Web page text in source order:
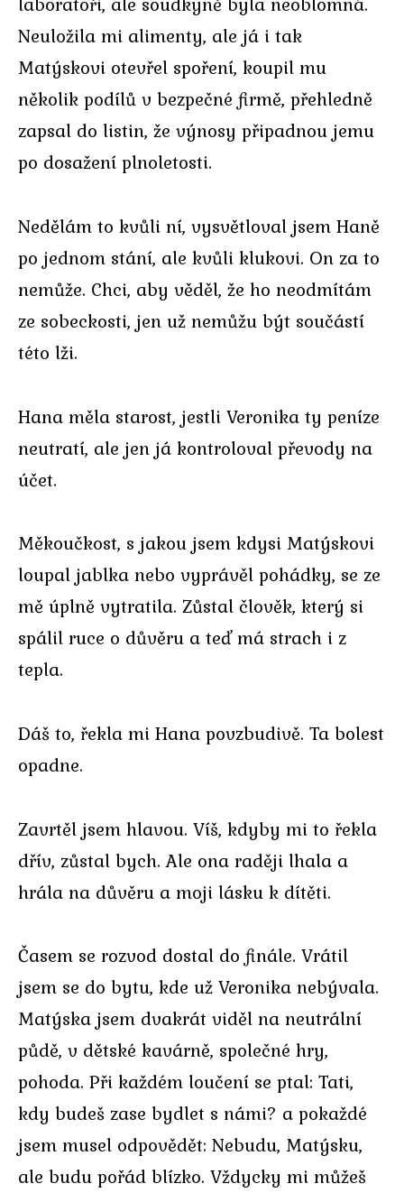
Neuložila mi alimenty, ale já i tak
Matýskovi otevřel spoření, koupil mu
několik podílů v bezpečné firmě, přehledně
zapsal do listin, že výnosy připadnou jemu
po dosažení plnoletosti.
Nedělám to kvůli ní, vysvětloval jsem Haně
po jednom stání, ale kvůli klukovi. On za to
nemůže. Chci, aby věděl, že ho neodmítám
ze sobeckosti, jen už nemůžu být součástí
této lži.
Hana měla starost, jestli Veronika ty peníze
neutratí, ale jen já kontroloval převody na
účet.
Měkoučkost, s jakou jsem kdysi Matýskovi
loupal jablka nebo vyprávěl pohádky, se ze
mě úplně vytratila. Zůstal člověk, který si
spálil ruce o důvěru a teď má strach i z
tepla.
Dáš to, řekla mi Hana povzbudivě. Ta bolest
opadne.
Zavrtěl jsem hlavou. Víš, kdyby mi to řekla
dřív, zůstal bych. Ale ona raději lhala a
hrála na důvěru a moji lásku k dítěti.
Časem se rozvod dostal do finále. Vrátil
jsem se do bytu, kde už Veronika nebývala.
Matýska jsem dvakrát viděl na neutrální
půdě, v dětské kavárně, společné hry,
pohoda. Při každém loučení se ptal: Tati,
kdy budeš zase bydlet s námi? a pokaždé
jsem musel odpovědět: Nebudu, Matýsku,
ale budu pořád blízko. Vždycky mi můžeš